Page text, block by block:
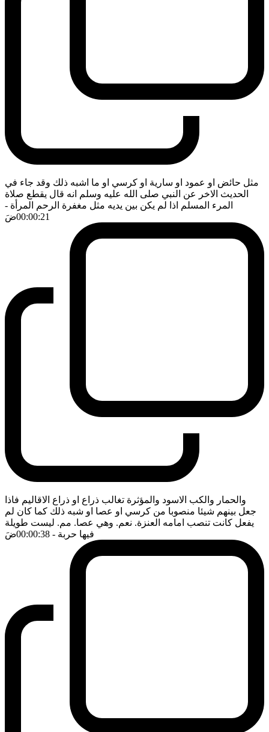
مثل حائض او عمود او سارية او كرسي او ما اشبه ذلك وقد جاء في
الحديث الاخر عن النبي صلى الله عليه وسلم انه قال يقطع صلاة
المرء المسلم اذا لم يكن بين يديه مثل مغفرة الرحم المرأة -
00:00:21ضَ
والحمار والكب الاسود والمؤثرة تغالب ذراع او ذراع الاقاليم فاذا
جعل بينهم شيئا منصوبا من كرسي او عصا او شبه ذلك كما كان لم
يفعل كانت تنصب امامه العنزة. نعم. وهي عصا. مم. ليست طويلة
فيها حربة - 00:00:38 ضَ